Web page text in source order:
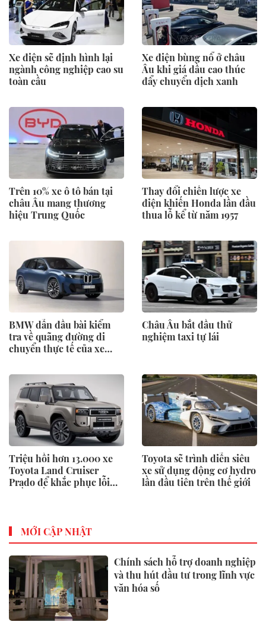
Xe điện sẽ định hình lại
ngành công nghiệp cao su
toàn cầu
Xe điện bùng nổ ở châu
Âu khi giá dầu cao thúc
đẩy chuyển dịch xanh
Trên 10% xe ô tô bán tại
châu Âu mang thương
hiệu Trung Quốc
Thay đổi chiến lược xe
điện khiến Honda lần đầu
thua lỗ kể từ năm 1957
BMW dẫn đầu bài kiểm
tra về quãng đường di
chuyển thực tế của xe
Châu Âu bắt đầu thử
nghiệm taxi tự lái
Triệu hồi hơn 13.000 xe
Toyota Land Cruiser
Prado để khắc phục lỗi
Toyota sẽ trình diễn siêu
xe sử dụng động cơ hydro
lần đầu tiên trên thế giới
MỚI CẬP NHẬT
Chính sách hỗ trợ doanh nghiệp
và thu hút đầu tư trong lĩnh vực
văn hóa số